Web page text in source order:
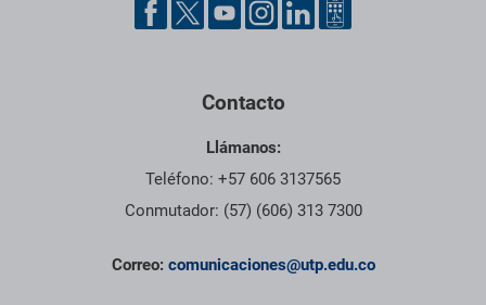
Contacto
Llámanos:
Teléfono: +57 606 3137565
Conmutador: (57) (606) 313 7300
Correo: comunicaciones@utp.edu.co